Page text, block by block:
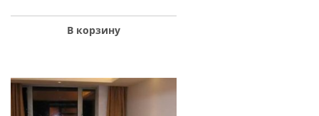
В корзину